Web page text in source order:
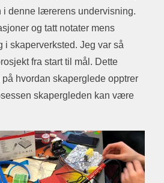
denne lærerens undervisning.
og tatt notater mens
i skaperverksted. Jeg var så
fra start til mål. Dette
hvordan skaperglede opptrer
skapergleden kan være